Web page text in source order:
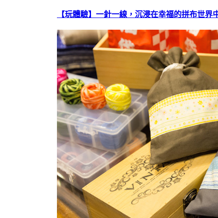
【玩體驗】一針一線，沉浸在幸福的拼布世界